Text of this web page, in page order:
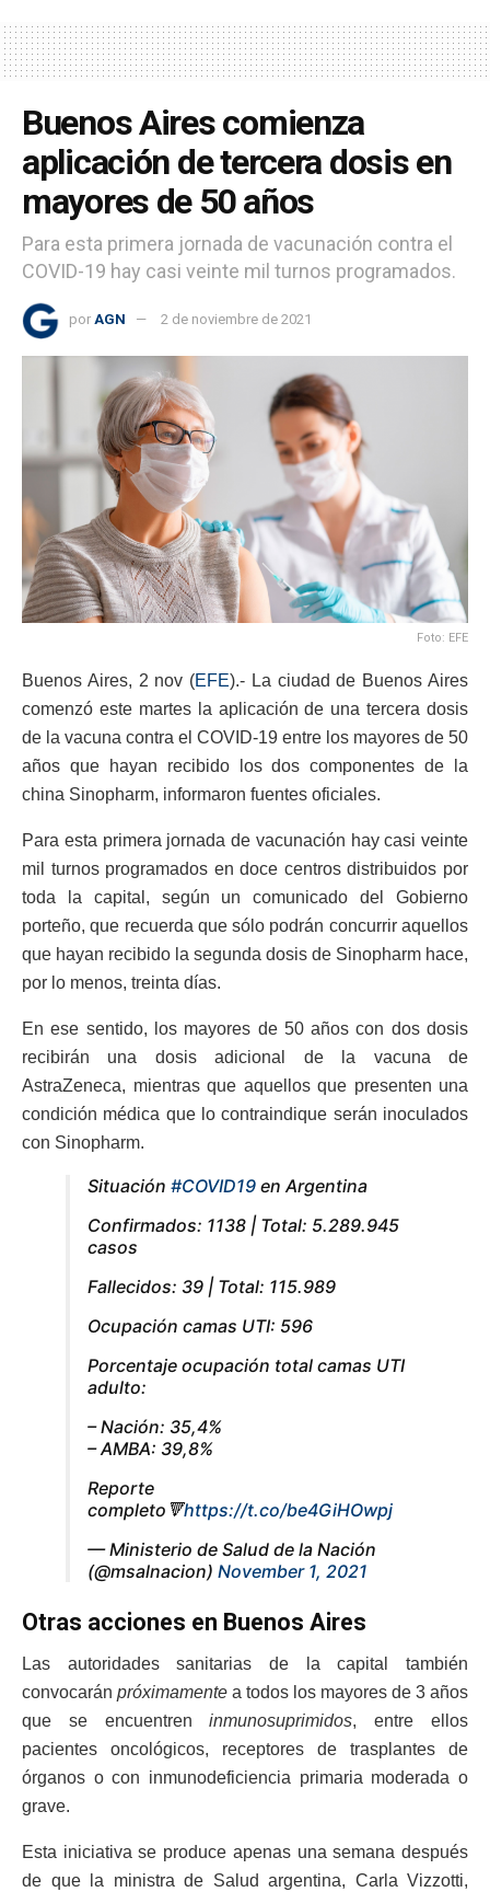
Buenos Aires comienza
aplicación de tercera dosis en
mayores de 50 años
Para esta primera jornada de vacunación contra el
COVID-19 hay casi veinte mil turnos programados.
por AGN 2 de noviembre de 2021
Foto: EFE
Buenos Aires, 2 nov (EFE).- La ciudad de Buenos Aires
comenzó este martes la aplicación de una tercera dosis
de la vacuna contra el COVID-19 entre los mayores de 50
años que hayan recibido los dos componentes de la
china Sinopharm, informaron fuentes oficiales.
Para esta primera jornada de vacunación hay casi veinte
mil turnos programados en doce centros distribuidos por
toda la capital, según un comunicado del Gobierno
porteño, que recuerda que sólo podrán concurrir aquellos
que hayan recibido la segunda dosis de Sinopharm hace,
por lo menos, treinta días.
En ese sentido, los mayores de 50 años con dos dosis
recibirán una dosis adicional de la vacuna de
AstraZeneca, mientras que aquellos que presenten una
condición médica que lo contraindique serán inoculados
con Sinopharm.
Situación #COVID19 en Argentina
Confirmados: 1138 | Total: 5.289.945
casos
Fallecidos: 39 | Total: 115.989
Ocupación camas UTI: 596
Porcentaje ocupación total camas UTI
adulto:
– Nación: 35,4%
– AMBA: 39,8%
Reporte
completo🔻https://t.co/be4GiHOwpj
— Ministerio de Salud de la Nación
(@msalnacion) November 1, 2021
Otras acciones en Buenos Aires
Las autoridades sanitarias de la capital también
convocarán próximamente a todos los mayores de 3 años
que se encuentreninmunosuprimidos, entre ellos
pacientes oncológicos, receptores de trasplantes de
órganos o con inmunodeficiencia primaria moderada o
grave.
Esta iniciativa se produce apenas una semana después
de que la ministra de Salud argentina, Carla Vizzotti,